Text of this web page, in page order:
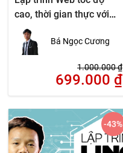
cao, thời gian thực với
NodeJS
Bá Ngọc Cương
1.000.000₫
699.000 ₫
-43%